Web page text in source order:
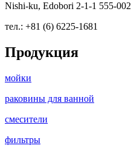
Nishi-ku, Edobori 2-1-1 555-002
тел.: +81 (6) 6225-1681
Продукция
мойки
раковины для ванной
смесители
фильтры